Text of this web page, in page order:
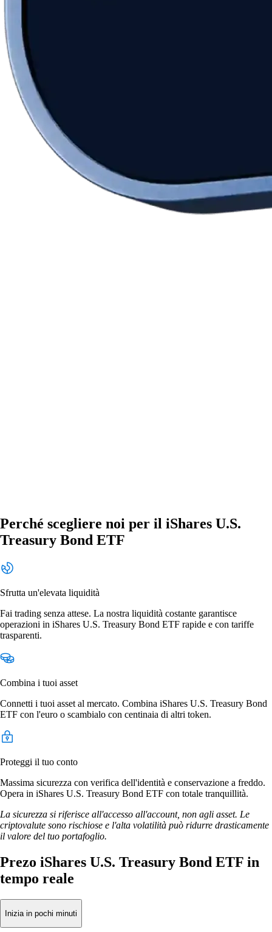
Perché scegliere noi per il iShares U.S.
Treasury Bond ETF
Sfrutta un'elevata liquidità
Fai trading senza attese. La nostra liquidità costante garantisce
operazioni in iShares U.S. Treasury Bond ETF rapide e con tariffe
trasparenti.
Combina i tuoi asset
Connetti i tuoi asset al mercato. Combina iShares U.S. Treasury Bond
ETF con l'euro o scambialo con centinaia di altri token.
Proteggi il tuo conto
Massima sicurezza con verifica dell'identità e conservazione a freddo.
Opera in iShares U.S. Treasury Bond ETF con totale tranquillità.
La sicurezza si riferisce all'accesso all'account, non agli asset. Le
criptovalute sono rischiose e l'alta volatilità può ridurre drasticamente
il valore del tuo portafoglio.
Prezo iShares U.S. Treasury Bond ETF in
tempo reale
Inizia in pochi minuti